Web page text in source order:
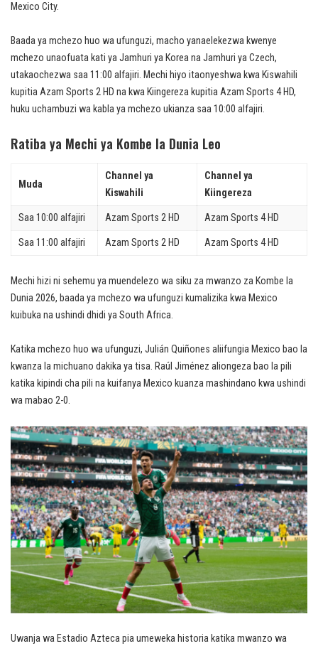
Mexico City.
Baada ya mchezo huo wa ufunguzi, macho yanaelekezwa kwenye
mchezo unaofuata kati ya Jamhuri ya Korea na Jamhuri ya Czech,
utakaochezwa saa 11:00 alfajiri. Mechi hiyo itaonyeshwa kwa Kiswahili
kupitia Azam Sports 2 HD na kwa Kiingereza kupitia Azam Sports 4 HD,
huku uchambuzi wa kabla ya mchezo ukianza saa 10:00 alfajiri.
Ratiba ya Mechi ya Kombe la Dunia Leo
Muda
Channel ya
Kiswahili
Channel ya
Kiingereza
Saa 10:00 alfajiri Azam Sports 2 HD Azam Sports 4 HD
Saa 11:00 alfajiri Azam Sports 2 HD Azam Sports 4 HD
Mechi hizi ni sehemu ya muendelezo wa siku za mwanzo za Kombe la
Dunia 2026, baada ya mchezo wa ufunguzi kumalizika kwa Mexico
kuibuka na ushindi dhidi ya South Africa.
Katika mchezo huo wa ufunguzi, Julián Quiñones aliifungia Mexico bao la
kwanza la michuano dakika ya tisa. Raúl Jiménez aliongeza bao la pili
katika kipindi cha pili na kuifanya Mexico kuanza mashindano kwa ushindi
wa mabao 2-0.
Uwanja wa Estadio Azteca pia umeweka historia katika mwanzo wa